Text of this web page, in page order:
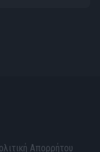
Απορρήτου